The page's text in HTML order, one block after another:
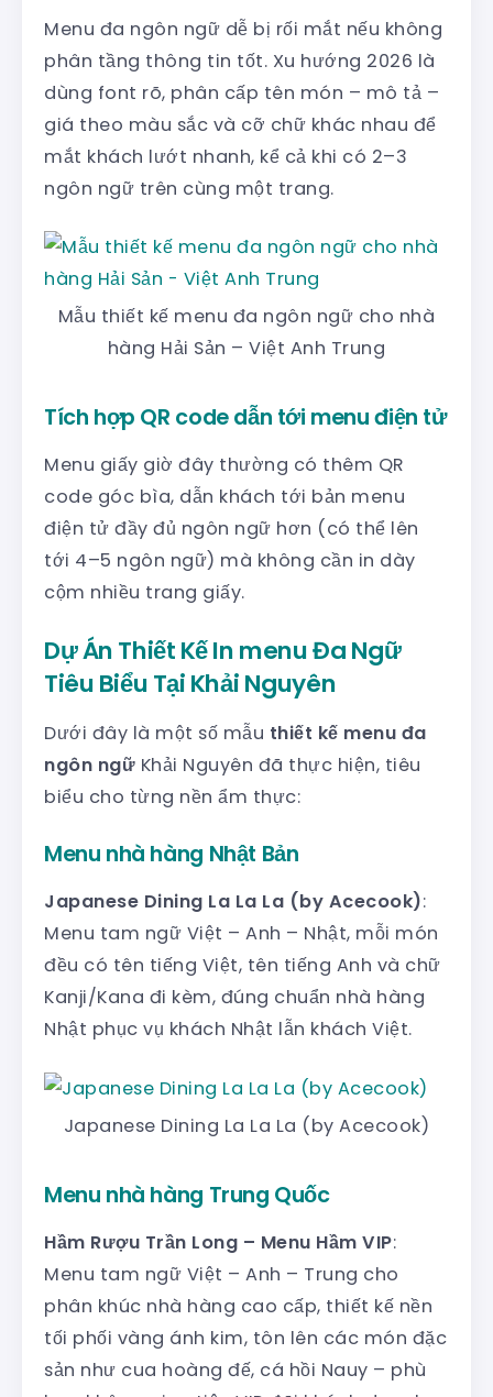
Menu đa ngôn ngữ dễ bị rối mắt nếu không
phân tầng thông tin tốt. Xu hướng 2026 là
dùng font rõ, phân cấp tên món – mô tả –
giá theo màu sắc và cỡ chữ khác nhau để
mắt khách lướt nhanh, kể cả khi có 2–3
ngôn ngữ trên cùng một trang.
Mẫu thiết kế menu đa ngôn ngữ cho nhà
hàng Hải Sản – Việt Anh Trung
Tích hợp QR code dẫn tới menu điện tử
Menu giấy giờ đây thường có thêm QR
code góc bìa, dẫn khách tới bản menu
điện tử đầy đủ ngôn ngữ hơn (có thể lên
tới 4–5 ngôn ngữ) mà không cần in dày
cộm nhiều trang giấy.
Dự Án Thiết Kế In menu Đa Ngữ
Tiêu Biểu Tại Khải Nguyên
Dưới đây là một số mẫu thiết kế menu đa
ngôn ngữ Khải Nguyên đã thực hiện, tiêu
biểu cho từng nền ẩm thực:
Menu nhà hàng Nhật Bản
Japanese Dining La La La (by Acecook):
Menu tam ngữ Việt – Anh – Nhật, mỗi món
đều có tên tiếng Việt, tên tiếng Anh và chữ
Kanji/Kana đi kèm, đúng chuẩn nhà hàng
Nhật phục vụ khách Nhật lẫn khách Việt.
Japanese Dining La La La (by Acecook)
Menu nhà hàng Trung Quốc
Hầm Rượu Trần Long – Menu Hầm VIP:
Menu tam ngữ Việt – Anh – Trung cho
phân khúc nhà hàng cao cấp, thiết kế nền
tối phối vàng ánh kim, tôn lên các món đặc
sản như cua hoàng đế, cá hồi Nauy – phù